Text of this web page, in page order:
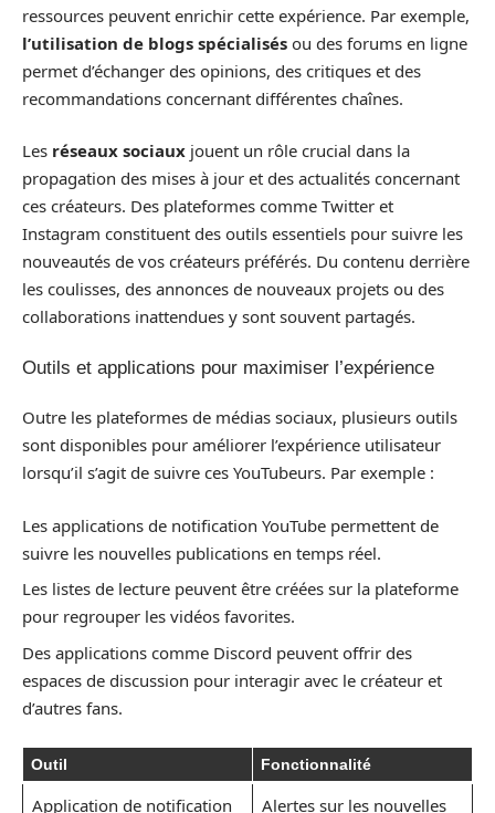
ressources peuvent enrichir cette expérience. Par exemple,
l’utilisation de blogs spécialisés ou des forums en ligne
permet d’échanger des opinions, des critiques et des
recommandations concernant différentes chaînes.
Les réseaux sociaux jouent un rôle crucial dans la
propagation des mises à jour et des actualités concernant
ces créateurs. Des plateformes comme Twitter et
Instagram constituent des outils essentiels pour suivre les
nouveautés de vos créateurs préférés. Du contenu derrière
les coulisses, des annonces de nouveaux projets ou des
collaborations inattendues y sont souvent partagés.
Outils et applications pour maximiser l’expérience
Outre les plateformes de médias sociaux, plusieurs outils
sont disponibles pour améliorer l’expérience utilisateur
lorsqu’il s’agit de suivre ces YouTubeurs. Par exemple :
Les applications de notification YouTube permettent de
suivre les nouvelles publications en temps réel.
Les listes de lecture peuvent être créées sur la plateforme
pour regrouper les vidéos favorites.
Des applications comme Discord peuvent offrir des
espaces de discussion pour interagir avec le créateur et
d’autres fans.
Outil Fonctionnalité
Application de notification Alertes sur les nouvelles